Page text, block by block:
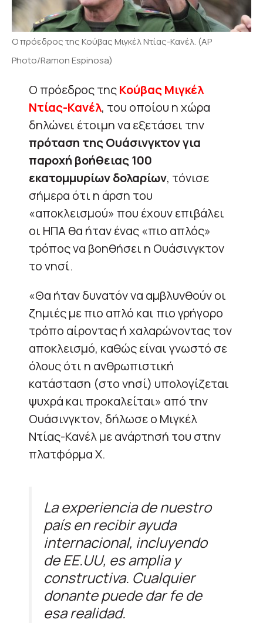
Ο πρόεδρος της Κούβας Μιγκέλ Ντίας-Κανέλ. (AP
Photo/Ramon Espinosa)
Ο πρόεδρος τηςΚούβαςΜιγκέλ
Ντίας-Κανέλ, του οποίου η χώρα
δηλώνει έτοιμη να εξετάσει την
πρόταση της Ουάσινγκτον για
παροχή βοήθειας 100
εκατομμυρίων δολαρίων, τόνισε
σήμερα ότι η άρση του
«αποκλεισμού» που έχουν επιβάλει
οι ΗΠΑ θα ήταν ένας «πιο απλός»
τρόπος να βοηθήσει η Ουάσινγκτον
το νησί.
«Θα ήταν δυνατόν να αμβλυνθούν οι
ζημιές με πιο απλό και πιο γρήγορο
τρόπο αίροντας ή χαλαρώνοντας τον
αποκλεισμό, καθώς είναι γνωστό σε
όλους ότι η ανθρωπιστική
κατάσταση (στο νησί) υπολογίζεται
ψυχρά και προκαλείται» από την
Ουάσινγκτον, δήλωσε ο Μιγκέλ
Ντίας-Κανέλ με ανάρτησή του στην
πλατφόρμα Χ.
La experiencia de nuestro
país en recibir ayuda
internacional, incluyendo
de EE.UU, es amplia y
constructiva. Cualquier
donante puede dar fe de
esa realidad.